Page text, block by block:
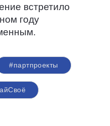
встретило
году
#партпроекты